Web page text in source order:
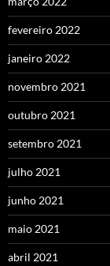
fevereiro 2022
janeiro 2022
novembro 2021
outubro 2021
setembro 2021
julho 2021
junho 2021
maio 2021
abril 2021